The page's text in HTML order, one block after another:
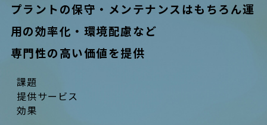
プラントの保守・メンテナンスはもちろん運
用の効率化・環境配慮など
専門性の高い価値を提供
課題
提供サービス
効果